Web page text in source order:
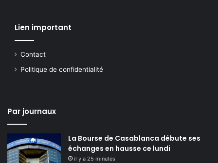
Lien important
Contact
Politique de confidentialité
Par journaux
La Bourse de Casablanca débute ses
échanges en hausse ce lundi
il y a 25 minutes